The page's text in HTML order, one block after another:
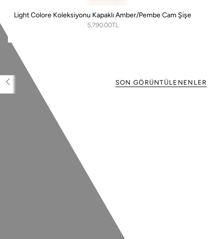
Light Colore Koleksiyonu Kapaklı Amber/Pembe Cam Şişe
5,790.00TL
SON GÖRÜNTÜLENENLER